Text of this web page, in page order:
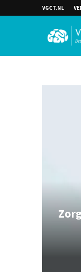
VGCT.NL